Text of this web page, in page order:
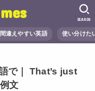
間違えやすい英語 使い分けた
SEARCH
で｜ That’s just
文